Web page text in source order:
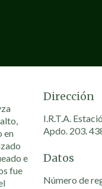
en
e
fue
Dirección
I.R.T.A.
Apdo. 203.
Datos
Número de